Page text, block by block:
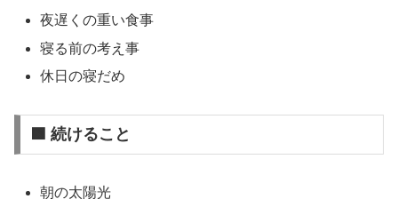
夜遅くの重い食事
寝る前の考え事
休日の寝だめ
🟩 続けること
朝の太陽光